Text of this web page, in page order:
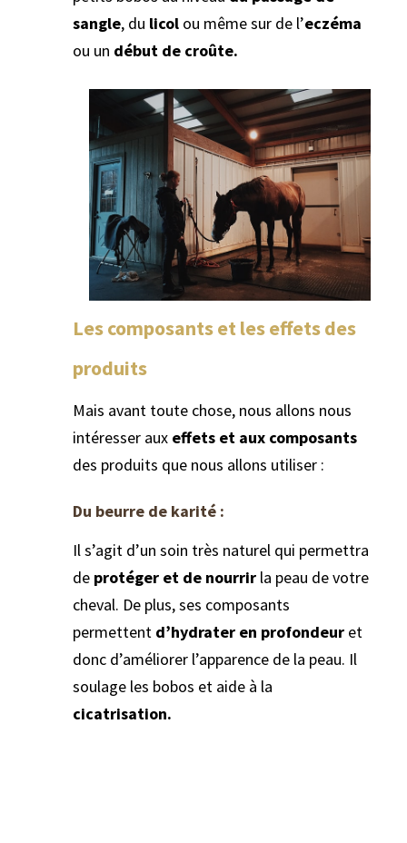
sangle, du licol ou même sur de l’eczéma
ou un début de croûte.
Les composants et les effets des
produits
Mais avant toute chose, nous allons nous
intéresser aux effets et aux composants
des produits que nous allons utiliser :
Du beurre de karité :
Il s’agit d’un soin très naturel qui permettra
de protéger et de nourrir la peau de votre
cheval. De plus, ses composants
permettent d’hydrater en profondeur et
donc d’améliorer l’apparence de la peau. Il
soulage les bobos et aide à la
cicatrisation.